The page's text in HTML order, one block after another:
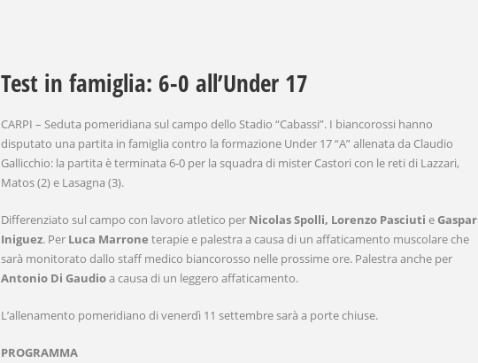
Test in famiglia: 6-0 all’Under 17
CARPI – Seduta pomeridiana sul campo dello Stadio “Cabassi”. I biancorossi hanno
disputato una partita in famiglia contro la formazione Under 17 “A” allenata da Claudio
Gallicchio: la partita è terminata 6-0 per la squadra di mister Castori con le reti di Lazzari,
Matos (2) e Lasagna (3).
Differenziato sul campo con lavoro atletico per Nicolas Spolli, Lorenzo Pasciuti eGaspar
Iniguez. Per Luca Marrone terapie e palestra a causa di un affaticamento muscolare che
sarà monitorato dallo staff medico biancorosso nelle prossime ore. Palestra anche per
Antonio Di Gaudioa causa di un leggero affaticamento.
L’allenamento pomeridiano di venerdì 11 settembre sarà a porte chiuse.
PROGRAMMA